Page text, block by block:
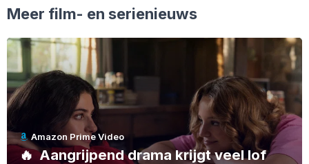
Meer film- en serienieuws
Amazon Prime Video
🔥Aangrijpend drama krijgt veel lof